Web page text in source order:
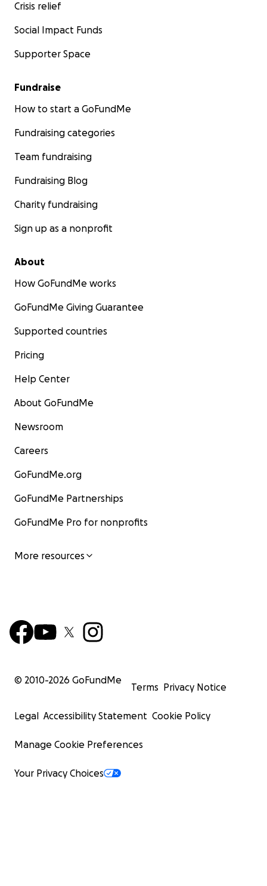
Crisis relief
Social Impact Funds
Supporter Space
Fundraise
How to start a GoFundMe
Fundraising categories
Team fundraising
Fundraising Blog
Charity fundraising
Sign up as a nonprofit
About
How GoFundMe works
GoFundMe Giving Guarantee
Supported countries
Pricing
Help Center
About GoFundMe
Newsroom
Careers
GoFundMe.org
GoFundMe Partnerships
GoFundMe Pro for nonprofits
More resources
© 2010-2026 GoFundMe
Terms Privacy Notice
Legal Accessibility Statement Cookie Policy
Manage Cookie Preferences
Your Privacy Choices